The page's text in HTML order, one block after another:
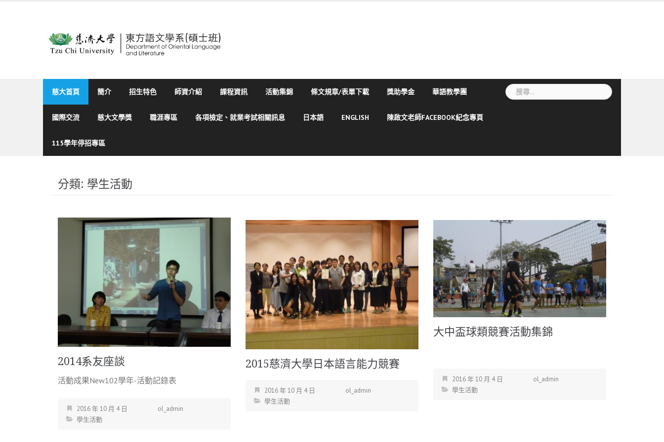
慈大首頁 簡介 招生特色 師資介紹 課程資訊 活動集錦 條文規章/表單下載 獎助學金 華語教學團
國際交流 慈大文學獎 職涯專區 各項檢定、就業考試相關訊息 日本語 ENGLISH 陳啟文老師FACEBOOK紀念專頁
115學年停招專區
搜
尋
分類: 學生活動
2014系友座談
活動成果New102學年-活動記錄表
2016 年 10 月 4 日
ol_admin
學生活動
2015慈濟大學日本語言能力競賽
2016 年 10 月 4 日
ol_admin
學生活動
大中盃球類競賽活動集錦
2016 年 10 月 4 日
ol_admin
學生活動